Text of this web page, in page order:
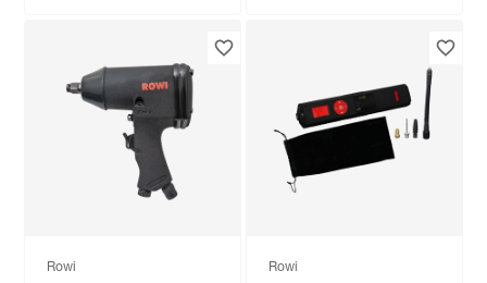
Gas-Heizofen 'HGO
4200/2 Blue Flame
Pro' schwarz, mit
Thermostat
99€
Gas-Heizofen 'HGO
4200/2 Blue Flame
Pro' schwarz 4200 W
109,99
Rowi Rowi